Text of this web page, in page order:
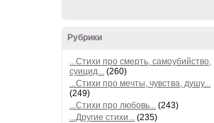
Рубрики
...Стихи про смерть, самоубийство,
суицид... (260)
...Стихи про мечты, чувства, душу...
(249)
...Стихи про любовь... (243)
...Другие стихи... (235)